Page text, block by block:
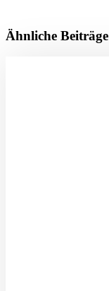
Ähnliche Beiträge